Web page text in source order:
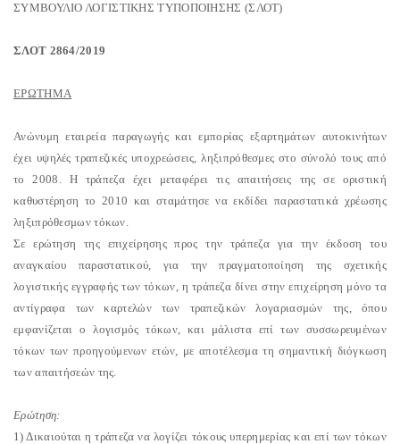
ΣΥΜΒΟΥΛΙΟ ΛΟΓΙΣΤΙΚΗΣ ΤΥΠΟΠΟΙΗΣΗΣ (ΣΛΟΤ)
ΣΛΟΤ 2864/2019
ΕΡΩΤΗΜΑ
Ανώνυμη εταιρεία παραγωγής και εμπορίας εξαρτημάτων αυτοκινήτων
έχει υψηλές τραπεζικές υποχρεώσεις, ληξιπρόθεσμες στο σύνολό τους από
το 2008. Η τράπεζα έχει μεταφέρει τις απαιτήσεις της σε οριστική
καθυστέρηση το 2010 και σταμάτησε να εκδίδει παραστατικά χρέωσης
ληξιπρόθεσμων τόκων.
Σε ερώτηση της επιχείρησης προς την τράπεζα για την έκδοση του
αναγκαίου παραστατικού, για την πραγματοποίηση της σχετικής
λογιστικής εγγραφής των τόκων, η τράπεζα δίνει στην επιχείρηση μόνο τα
αντίγραφα των καρτελών των τραπεζικών λογαριασμών της, όπου
εμφανίζεται ο λογισμός τόκων, και μάλιστα επί των συσσωρευμένων
τόκων των προηγούμενων ετών, με αποτέλεσμα τη σημαντική διόγκωση
των απαιτήσεών της.
Ερώτηση:
1) Δικαιούται η τράπεζα να λογίζει τόκους υπερημερίας και επί των τόκων